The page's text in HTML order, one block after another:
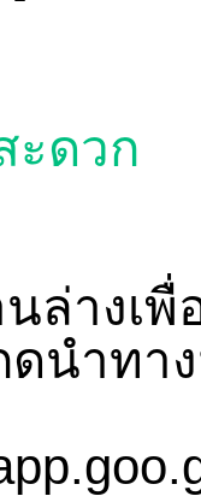
ดวก
ล่างเพื่
ดนำทา